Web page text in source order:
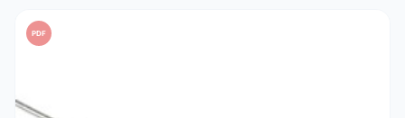
PDF